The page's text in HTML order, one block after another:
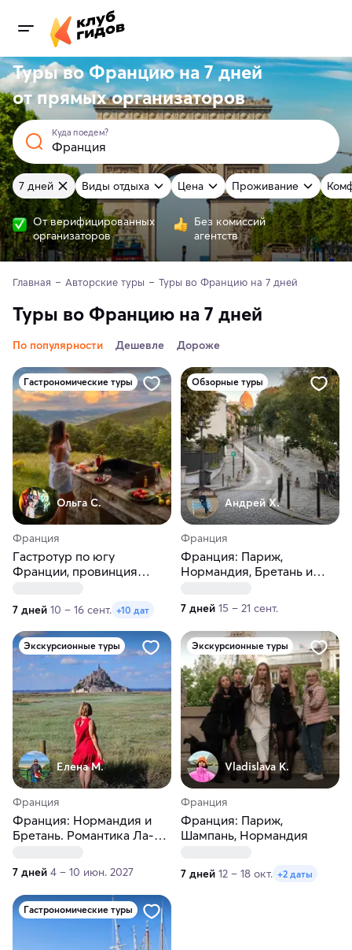
Туры во Францию на 7 дней
от прямыхорганизаторов
Куда поедем?
7 дней Виды отдыха Цена Проживание
От верифицированных
организаторов
Без комиссий
агентств
Главная Авторские туры Туры во Францию на 7 дней
Туры во Францию на 7 дней
По популярности Дешевле Дороже
Гастрономические туры
Ольга С.
Франция
Гастротур по югу
Франции, провинция
7 дней 10 – 16 сент. +10 дат
Обзорные туры
Андрей Х.
Франция
Франция: Париж,
Нормандия, Бретань и
7 дней 15 – 21 сент.
Экскурсионные туры
Елена М.
Франция
Франция: Нормандия и
Бретань. Романтика Ла-
7 дней 4 – 10 июн. 2027
Экскурсионные туры
Vladislava K.
Франция
Франция: Париж,
Шампань, Нормандия
7 дней 12 – 18 окт. +2 даты
Гастрономические туры